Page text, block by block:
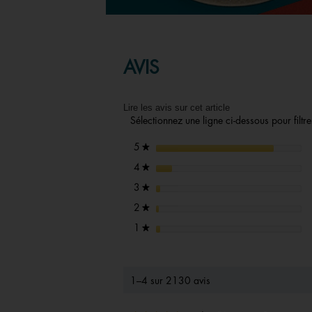
AVIS
Lire les avis sur cet article
Sélectionnez une ligne ci-dessous pour
5 ★ étoiles
4 ★ étoiles
3 ★ étoiles
2 ★ étoiles
★ étoiles
1–4 sur 2130 avis